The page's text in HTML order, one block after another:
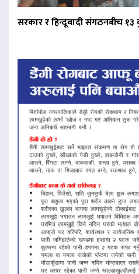
सरकार र हिन्दूवादी संगठनबीच